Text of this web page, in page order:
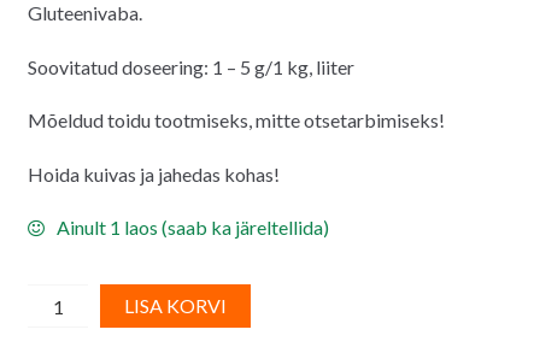
Gluteenivaba.
Soovitatud doseering: 1 – 5 g/1 kg, liiter
Mõeldud toidu tootmiseks, mitte otsetarbimiseks!
Hoida kuivas ja jahedas kohas!
Ainult 1 laos (saab ka järeltellida)
Toiduvärv/
geelvärv
LISA KORVI